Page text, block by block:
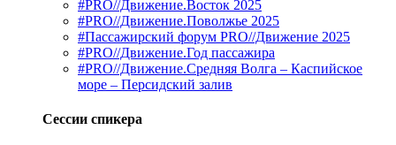
#PRO//Движение.Восток 2025
#PRO//Движение.Поволжье 2025
#Пассажирский форум PRO//Движение 2025
#PRO//Движение.Год пассажира
#PRO//Движение.Средняя Волга – Каспийское
море – Персидский залив
Сессии спикера